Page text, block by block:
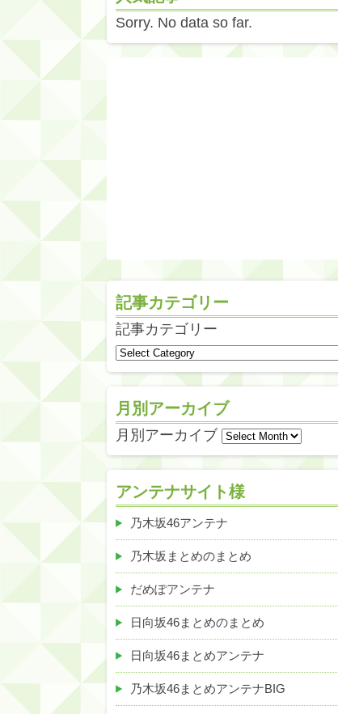
Sorry. No data so far.
記事カテゴリー
記事カテゴリー
月別アーカイブ
月別アーカイブ
アンテナサイト様
乃木坂46アンテナ
乃木坂まとめのまとめ
だめぽアンテナ
日向坂46まとめのまとめ
日向坂46まとめアンテナ
乃木坂46まとめアンテナBIG